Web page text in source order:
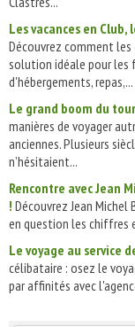
Les vacances en
Découvrez comment
solution idéale pour les
d'hébergements, repas,...
Le grand boom du
manières de voyager
anciennes. Plusieurs
n’hésitaient...
Rencontre avec Jean
! Découvrez Jean
en question les chiffres
Le voyage au service
célibataire : osez le
par affinités avec